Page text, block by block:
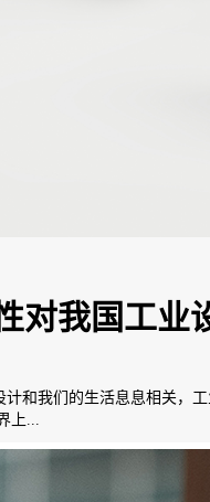
对我国工业
和我们的生活息息相关，
上...